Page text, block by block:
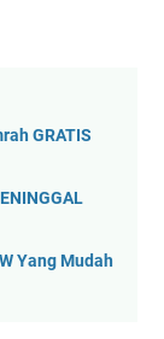
GRATIS
Yang Mudah